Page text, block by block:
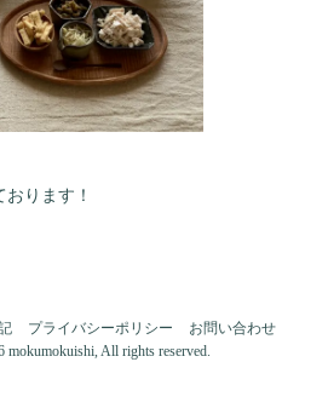
ります！
プライバシーポリシー
お問い合わせ
mokumokuishi, All rights reserved.